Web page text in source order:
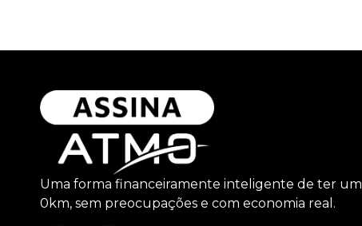
Uma forma financeiramente inteligente de ter um
0km, sem preocupações e com economia real.